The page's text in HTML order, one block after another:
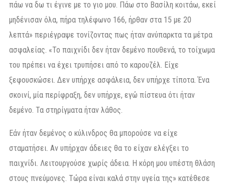
πάω να δω τι έγινε με το γιο μου. Πάω στο Βασίλη κοιτάω, εκεί
μηδένισαν όλα, πήρα τηλέφωνο 166, ήρθαν στα 15 με 20
λεπτά» περιέγραψε τονίζοντας πως ήταν ανύπαρκτα τα μέτρα
ασφαλείας. «Το παιχνίδι δεν ήταν δεμένο πουθενά, το τοίχωμα
του πρέπει να έχει τρυπήσει από το καρουζέλ. Είχε
ξεφουσκώσει. Δεν υπήρχε ασφάλεια, δεν υπήρχε τίποτα. Ένα
σκοινί, μία περίφραξη, δεν υπήρχε, εγώ πίστευα ότι ήταν
δεμένο. Τα στηρίγματα ήταν λάθος.
Εάν ήταν δεμένος ο κύλινδρος θα μπορούσε να είχε
σταματήσει. Αν υπήρχαν άδειες θα το είχαν ελέγξει το
παιχνίδι. Λειτουργούσε χωρίς άδεια. Η κόρη μου υπέστη θλάση
στους πνεύμονες. Τώρα είναι καλά στην υγεία της» κατέθεσε